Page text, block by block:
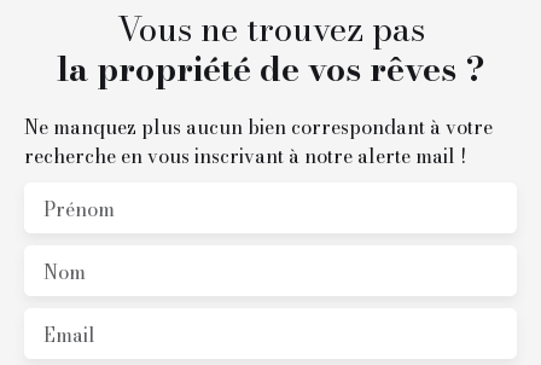
Vous ne trouvez pas
la propriété de vos rêves ?
Ne manquez plus aucun bien correspondant à votre
recherche en vous inscrivant à notre alerte mail !
Prénom
Nom
Email